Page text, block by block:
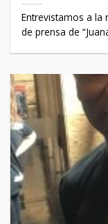
Entrevistamos a la
de prensa de